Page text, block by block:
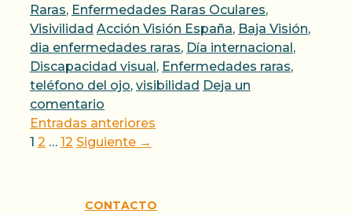
Raras, Enfermedades Raras Oculares,
Visivilidad Etiquetas
Acción Visión España, Baja Visión,
dia enfermedades raras, Día internacional ,
Discapacidad visual , Enfermedades raras,
teléfono del ojo, visibilidad Deja un
comentario
Entradas anteriores
Página
1 Página
2 … Página
12 Siguiente →
CONTACTO